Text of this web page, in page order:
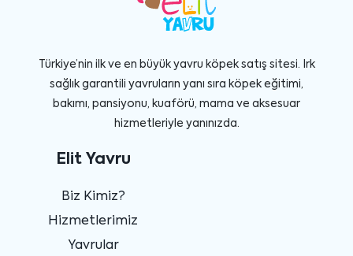
Türkiye’nin ilk ve en büyük yavru köpek satış sitesi. Irk
sağlık garantili yavruların yanı sıra köpek eğitimi,
bakımı, pansiyonu, kuaförü, mama ve aksesuar
hizmetleriyle yanınızda.
Elit Yavru
Biz Kimiz?
Hizmetlerimiz
Yavrular